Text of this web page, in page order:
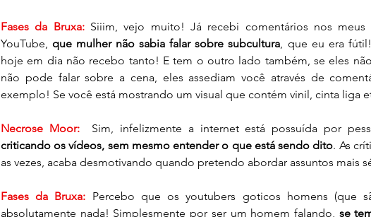
Fases da Bruxa: Siiim, vejo muito! Já recebi comentários nos
YouTube, que mulher não sabia falar sobre subcultura, que eu era
hoje em dia não recebo tanto! E tem o outro lado também, se eles
não pode falar sobre a cena, eles assediam você através de
exemplo! Se você está mostrando um visual que contém vinil, cinta liga
Necrose Moor:
criticando os vídeos, sem mesmo entender o que está sendo dito. As
as vezes, acaba desmotivando quando pretendo abordar assuntos mais
Fases da Bruxa: Percebo que os youtubers goticos homens (que
absolutamente nada! Simplesmente por ser um homem falando, se